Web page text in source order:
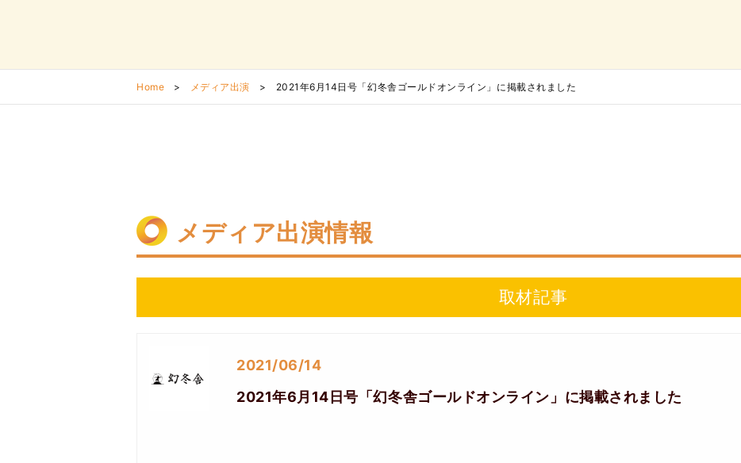
Home > メディア出演 > 2021年6月14日号「幻冬舎ゴールドオンライン」に掲載されました
メディア出演情報
取材記事
2021/06/14
2021年6月14日号「幻冬舎ゴールドオンライン」に掲載されました